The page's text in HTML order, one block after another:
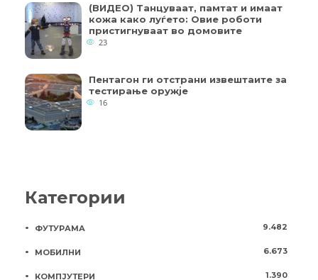
(ВИДЕО) Танцуваат, памтат и имаат
кожа како луѓето: Овие роботи
пристигнуваат во домовите
23
Пентагон ги отстрани извештаите за
тестирање оружје
16
Категории
ФУТУРАМА 9.482
МОБИЛНИ 6.673
КОМПЈУТЕРИ 1.390